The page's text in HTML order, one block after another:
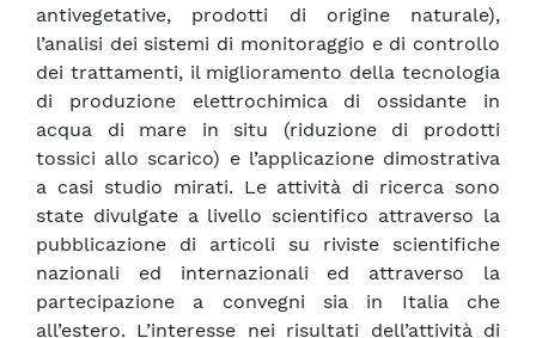
antivegetative, prodotti di origine naturale),
l’analisi dei sistemi di monitoraggio e di controllo
dei trattamenti, il miglioramento della tecnologia
di produzione elettrochimica di ossidante in
acqua di mare in situ (riduzione di prodotti
tossici allo scarico) e l’applicazione dimostrativa
a casi studio mirati. Le attività di ricerca sono
state divulgate a livello scientifico attraverso la
pubblicazione di articoli su riviste scientifiche
nazionali ed internazionali ed attraverso la
partecipazione a convegni sia in Italia che
all’estero. L’interesse nei risultati dell’attività di